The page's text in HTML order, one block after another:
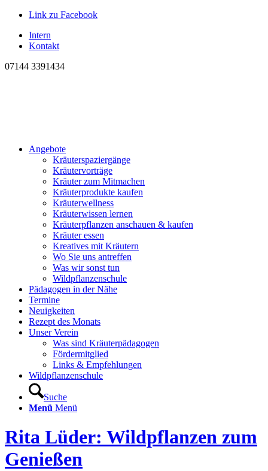
Link zu Facebook
Intern
Kontakt
07144 3391434
Angebote
Kräuterspaziergänge
Kräutervorträge
Kräuter zum Mitmachen
Kräuterprodukte kaufen
Kräuterwellness
Kräuterwissen lernen
Kräuterpflanzen anschauen & kaufen
Kräuter essen
Kreatives mit Kräutern
Wo Sie uns antreffen
Was wir sonst tun
Wildpflanzenschule
Pädagogen in der Nähe
Termine
Neuigkeiten
Rezept des Monats
Unser Verein
Was sind Kräuterpädagogen
Fördermitglied
Links & Empfehlungen
Wildpflanzenschule
Suche
Menü Menü
Rita Lüder: Wildpflanzen zum
Genießen